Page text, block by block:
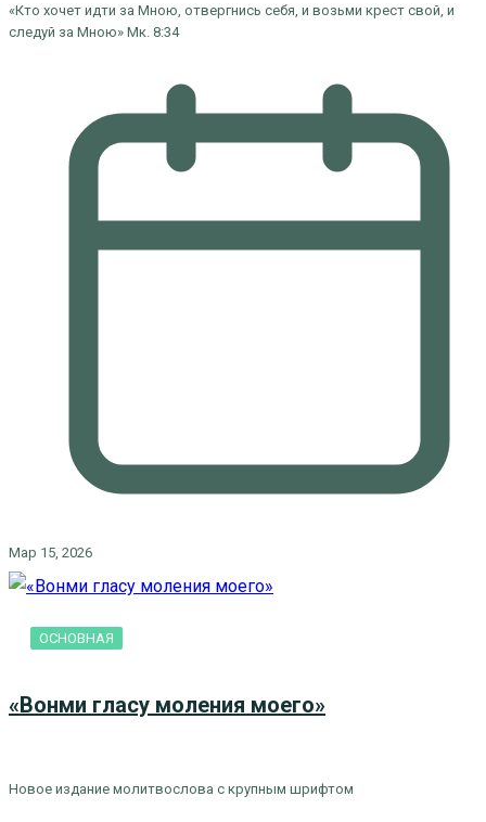
«Кто хочет идти за Мною, отвергнись себя, и возьми крест свой, и
следуй за Мною» Мк. 8:34
Мар 15, 2026
ОСНОВНАЯ
«Вонми гласу моления моего»
Новое издание молитвослова с крупным шрифтом